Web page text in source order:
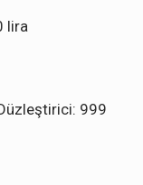
lira
999